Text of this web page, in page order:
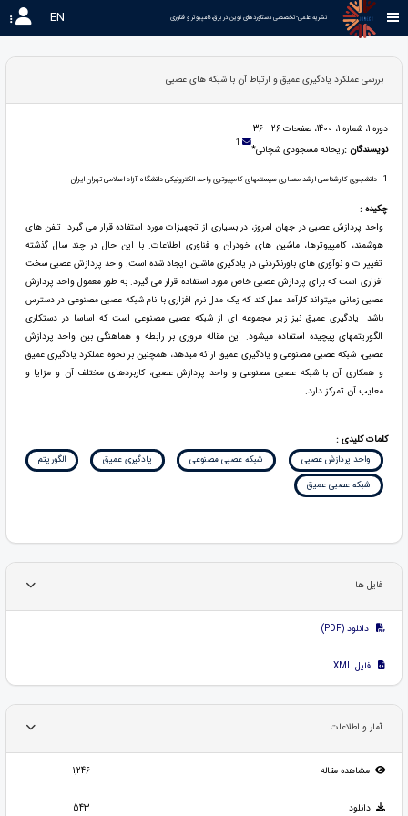
نشریه علمی-تخصصی دستاوردهای نوین در برق،کامپیوتر و فناوری EN
بررسی عملکرد یادگیری عمیق و ارتباط آن با شبکه های عصبی
دوره 1، شماره 1، 1400، صفحات 26 - 36
نویسندگان :ریحانه مسجودی شچانی* 1
1 - دانشجوی کارشناسی ارشد معماری سیستمهای کامپیوتری واحد الکترونیکی دانشگاه آزاد اسلامی تهران ایران
چکیده :
واحد پردازش عصبی در جهان امروز، در بسیاری از تجهیزات مورد استفاده قرار می گیرد. تلفن های
هوشمند، کامپیوترها، ماشین های خودران و فناوری اطلاعات. با این حال در چند سال گذشته
تغییرات و نوآوری های باورنکردنی در یادگیری ماشین ایجاد شده است. واحد پردازش عصبی سخت
افزاری است که برای پردازش عصبی خاص مورد استفاده قرار می گیرد. به طور معمول واحد پردازش
عصبی زمانی میتواند کارآمد عمل کند که یک مدل نرم افزاری با نام شبکه عصبی مصنوعی در دسترس
باشد. یادگیری عمیق نیز زیر مجموعه ای از شبکه عصبی مصنوعی است که اساسا در دستکاری
الگوریتمهای پیچیده استفاده میشود. این مقاله مروری بر رابطه و هماهنگی بین واحد پردازش
عصبی، شبکه عصبی مصنوعی و یادگیری عمیق ارائه میدهد، همچنین بر نحوه عملکرد یادگیری عمیق
و همکاری آن با شبکه عصبی مصنوعی و واحد پردازش عصبی، کاربردهای مختلف آن و مزایا و
معایب آن تمرکز دارد.
کلمات کلیدی :
واحد پردازش عصبی
شبکه عصبی مصنوعی یادگیری عمیق
الگوریتم
شبکه عصبی عمیق
فایل ها
دانلود (PDF)
فایل XML
آمار و اطلاعات
مشاهده مقاله 1,246
دانلود 543